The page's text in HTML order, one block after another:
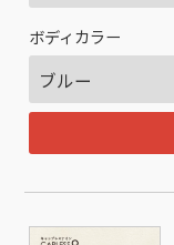
ボディカラー